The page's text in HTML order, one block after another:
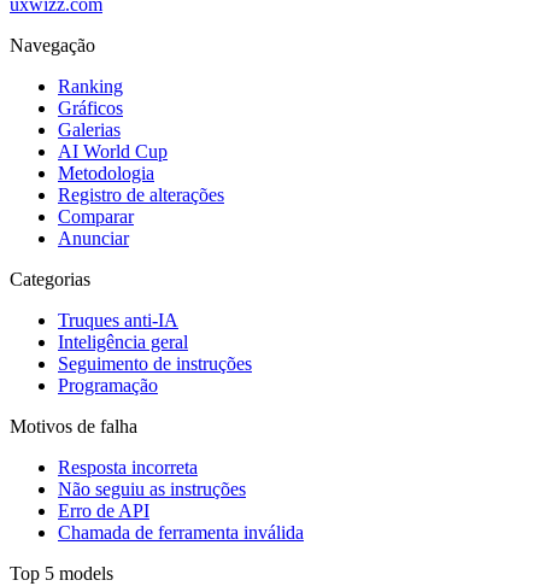
uxwizz.com
Navegação
Ranking
Gráficos
Galerias
AI World Cup
Metodologia
Registro de alterações
Comparar
Anunciar
Categorias
Truques anti-IA
Inteligência geral
Seguimento de instruções
Programação
Motivos de falha
Resposta incorreta
Não seguiu as instruções
Erro de API
Chamada de ferramenta inválida
Top 5 models